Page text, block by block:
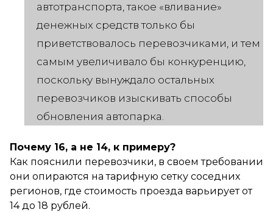
автотранспорта, такое «вливание»
денежных средств только бы
приветствовалось перевозчиками, и тем
самым увеличивало бы конкуренцию,
поскольку вынуждало остальных
перевозчиков изыскивать способы
обновления автопарка.
Почему 16, а не 14, к примеру?
Как пояснили перевозчики, в своем требовании
они опираются на тарифную сетку соседних
регионов, где стоимость проезда варьирует от
14 до 18 рублей.